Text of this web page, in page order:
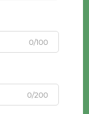
0/100
0/200